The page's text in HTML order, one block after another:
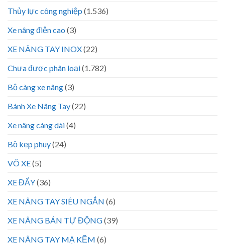
Thủy lực công nghiệp (1.536)
Xe nâng điện cao (3)
XE NÂNG TAY INOX(22)
Chưa được phân loại(1.782)
Bộ càng xe nâng(3)
Bánh Xe Nâng Tay(22)
Xe nâng càng dài(4)
Bộ kẹp phuy(24)
VÕ XE(5)
XE ĐẨY(36)
XE NÂNG TAY SIÊU NGẮN (6)
XE NÂNG BÁN TỰ ĐỘNG(39)
XE NÂNG TAY MẠ KẼM (6)